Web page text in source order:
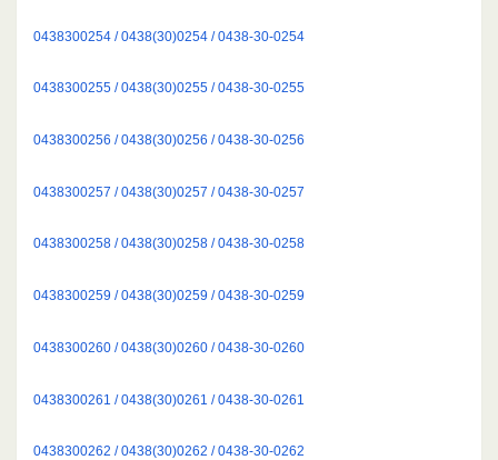
0438300254 / 0438(30)0254 / 0438-30-0254
0438300255 / 0438(30)0255 / 0438-30-0255
0438300256 / 0438(30)0256 / 0438-30-0256
0438300257 / 0438(30)0257 / 0438-30-0257
0438300258 / 0438(30)0258 / 0438-30-0258
0438300259 / 0438(30)0259 / 0438-30-0259
0438300260 / 0438(30)0260 / 0438-30-0260
0438300261 / 0438(30)0261 / 0438-30-0261
0438300262 / 0438(30)0262 / 0438-30-0262